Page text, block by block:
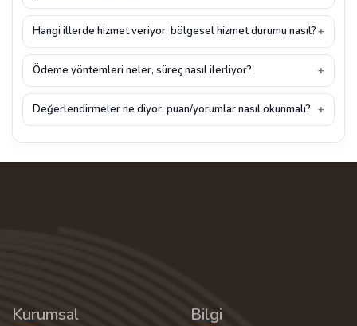
Hangi illerde hizmet veriyor, bölgesel hizmet durumu nasıl?
Ödeme yöntemleri neler, süreç nasıl ilerliyor?
Değerlendirmeler ne diyor, puan/yorumlar nasıl okunmalı?
Kurumsal Bilgi